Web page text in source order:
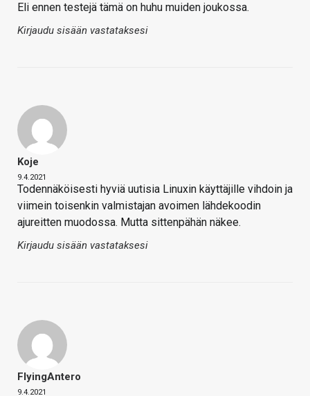
Eli ennen testejä tämä on huhu muiden joukossa.
Kirjaudu sisään vastataksesi
Koje
9.4.2021
Todennäköisesti hyviä uutisia Linuxin käyttäjille vihdoin ja
viimein toisenkin valmistajan avoimen lähdekoodin
ajureitten muodossa. Mutta sittenpähän näkee.
Kirjaudu sisään vastataksesi
FlyingAntero
9.4.2021